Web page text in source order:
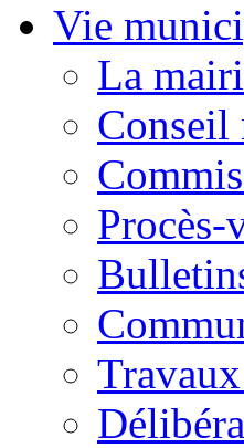
Vie
La
Conseil
Procès-